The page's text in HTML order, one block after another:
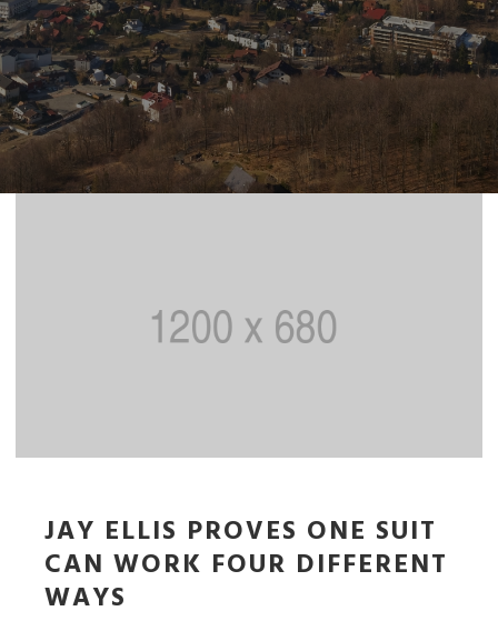
JAY ELLIS PROVES ONE SUIT
CAN WORK FOUR DIFFERENT
WAYS